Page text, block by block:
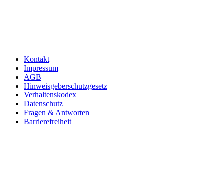
Kontakt
Impressum
AGB
Hinweisgeberschutzgesetz
Verhaltenskodex
Datenschutz
Fragen & Antworten
Barrierefreiheit